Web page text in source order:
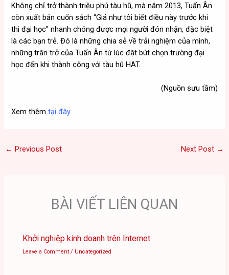
Không chỉ trở thành triệu phú tàu hũ, mà năm 2013, Tuấn Ân
còn xuất bản cuốn sách “Giá như tôi biết điều này trước khi
thi đại học” nhanh chóng được mọi người đón nhận, đặc biệt
là các bạn trẻ. Đó là những chia sẻ về trải nghiệm của mình,
những trăn trở của Tuấn Ân từ lúc đặt bút chọn trường đại
học đến khi thành công với tàu hũ HAT.
(Nguồn sưu tầm)
Xem thêmtại đây
← Previous Post Next Post →
BÀI VIẾT LIÊN QUAN
Khởi nghiệp kinh doanh trên Internet
Leave a Comment / Uncategorized